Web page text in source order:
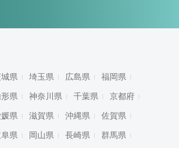
県 埼玉県 広島県 福岡県
県 神奈川県 千葉県 京都府
県 滋賀県 沖縄県 佐賀県
県 岡山県 長崎県 群馬県